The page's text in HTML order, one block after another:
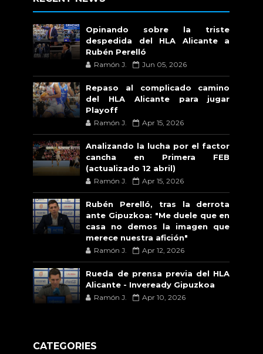
Opinando sobre la triste
despedida del HLA Alicante a
Rubén Perelló
Ramón J. Jun 05, 2026
Repaso al complicado camino
del HLA Alicante para jugar
Playoff
Ramón J. Apr 15, 2026
Analizando la lucha por el factor
cancha en Primera FEB
(actualizado 12 abril)
Ramón J. Apr 15, 2026
Rubén Perelló, tras la derrota
ante Gipuzkoa: "Me duele que en
casa no demos la imagen que
merece nuestra afición"
Ramón J. Apr 12, 2026
Rueda de prensa previa del HLA
Alicante - Inveready Gipuzkoa
Ramón J. Apr 10, 2026
CATEGORIES